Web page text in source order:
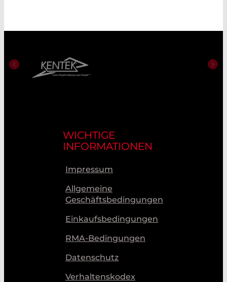
WICHTIGE
INFORMATIONEN
Impressum
Allgemeine
Geschäftsbedingungen
Einkaufsbedingungen
RMA-Bedingungen
Datenschutz
Verhaltenskodex